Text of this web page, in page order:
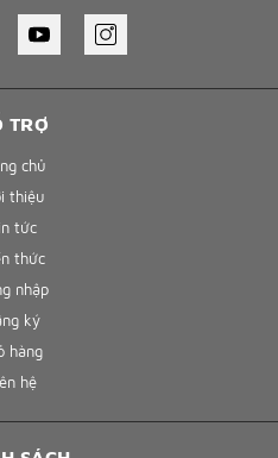
TRỢ
chủ
thiệu
tức
thức
nhập
ký
hàng
hệ